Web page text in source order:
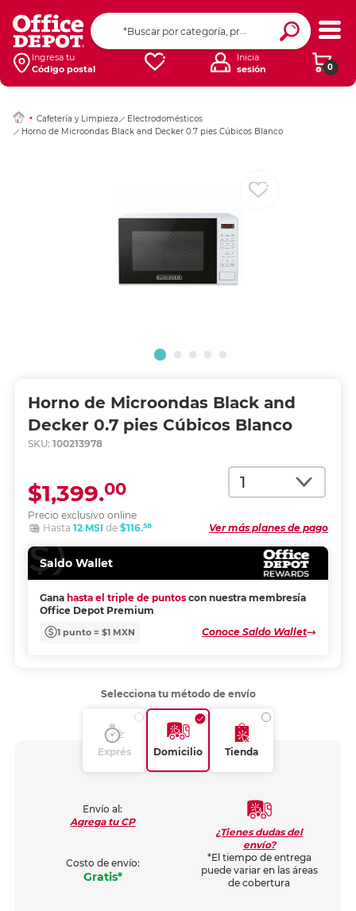
Ingresa tu
Código postal
0
Inicia
sesión
Cafetería y Limpieza
Electrodomésticos
Horno de Microondas Black and Decker 0.7 pies Cúbicos Blanco
Horno de Microondas Black and
Decker 0.7 pies Cúbicos Blanco
SKU: 100213978
Cantidad
Precio exclusivo online
$1,399.00
Ver más planes de pago
Hasta 12 MSI de $116.58
Saldo Wallet
Gana hasta el triple de puntos con nuestra membresía
Office Depot Premium
1 punto = $1 MXN Conoce Saldo Wallet
Ingresar Codigo
Selecciona tu método de envío
Exprés Domicilio Tienda
Envío al:
Agrega tu CP
Costo de envío:
Gratis*
¿Tienes dudas del
envío?
*El tiempo de entrega
puede variar en las áreas
de cobertura